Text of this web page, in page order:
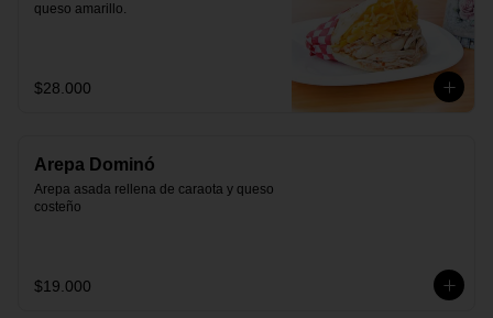
queso amarillo.
$28.000
Arepa Dominó
Arepa asada rellena de caraota y queso
costeño
$19.000